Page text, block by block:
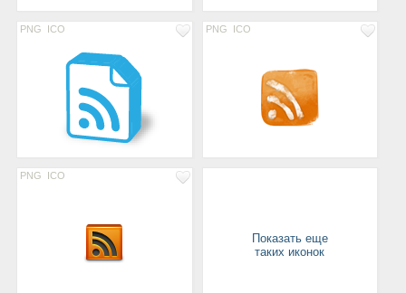
PNG ICO PNG ICO
PNG ICO
Показать еще
таких иконок